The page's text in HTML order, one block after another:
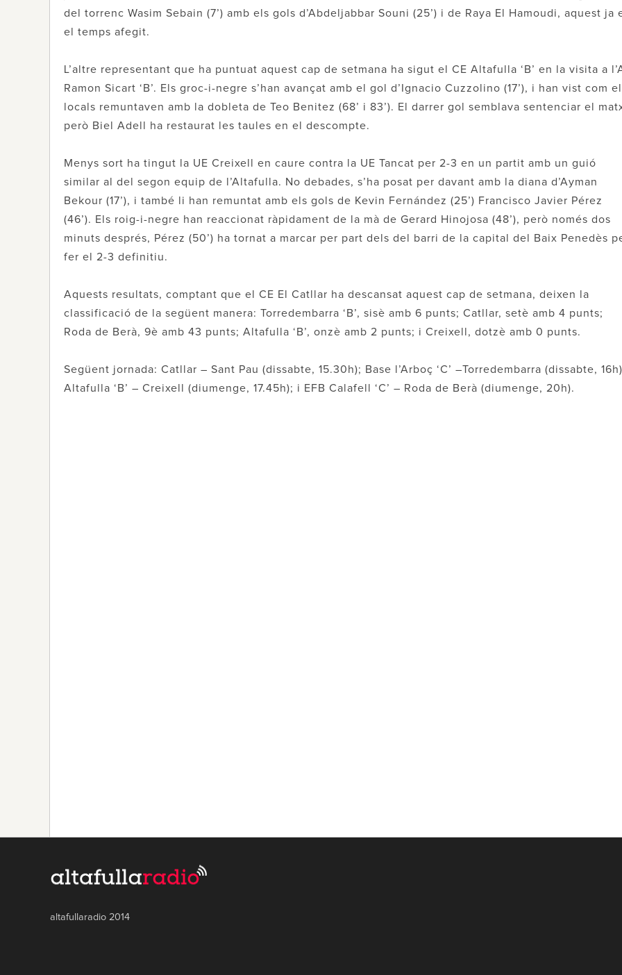
del torrenc Wasim Sebain (7’) amb els gols d’Abdeljabbar Souni (25’) i de Raya El Hamoudi, aquest ja
el temps afegit.
L’altre representant que ha puntuat aquest cap de setmana ha sigut el CE Altafulla ‘B’ en la visita a
Ramon Sicart ‘B’. Els groc-i-negre s’han avançat amb el gol d’Ignacio Cuzzolino (17’), i han vist com
locals remuntaven amb la dobleta de Teo Benitez (68’ i 83’). El darrer gol semblava sentenciar el
però Biel Adell ha restaurat les taules en el descompte.
Menys sort ha tingut la UE Creixell en caure contra la UE Tancat per 2-3 en un partit amb un guió
similar al del segon equip de l’Altafulla. No debades, s’ha posat per davant amb la diana d’Ayman
Bekour (17’), i també li han remuntat amb els gols de Kevin Fernández (25’) Francisco Javier Pérez
(46’). Els roig-i-negre han reaccionat ràpidament de la mà de Gerard Hinojosa (48’), però només dos
minuts després, Pérez (50’) ha tornat a marcar per part dels del barri de la capital del Baix Penedès
fer el 2-3 definitiu.
Aquests resultats, comptant que el CE El Catllar ha descansat aquest cap de setmana, deixen la
classificació de la següent manera: Torredembarra ‘B’, sisè amb 6 punts; Catllar, setè amb 4 punts;
Roda de Berà, 9è amb 43 punts; Altafulla ‘B’, onzè amb 2 punts; i Creixell, dotzè amb 0 punts.
Següent jornada: Catllar – Sant Pau (dissabte, 15.30h); Base l’Arboç ‘C’ –Torredembarra (dissabte,
Altafulla ‘B’ – Creixell (diumenge, 17.45h); i EFB Calafell ‘C’ – Roda de Berà (diumenge, 20h).
altafullaradio 2014